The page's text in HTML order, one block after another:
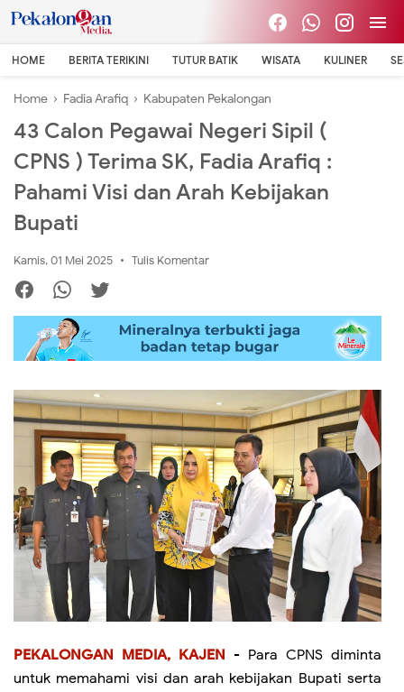
HOME BERITA TERIKINI TUTUR BATIK WISATA KULINER
Home › Fadia Arafiq › Kabupaten Pekalongan
43 Calon Pegawai Negeri Sipil (
CPNS ) Terima SK, Fadia Arafiq :
Pahami Visi dan Arah Kebijakan
Bupati
Kamis, 01 Mei 2025 Tulis Komentar
PEKALONGAN MEDIA, KAJEN - Para CPNS diminta
untuk memahami visi dan arah kebijakan Bupati serta